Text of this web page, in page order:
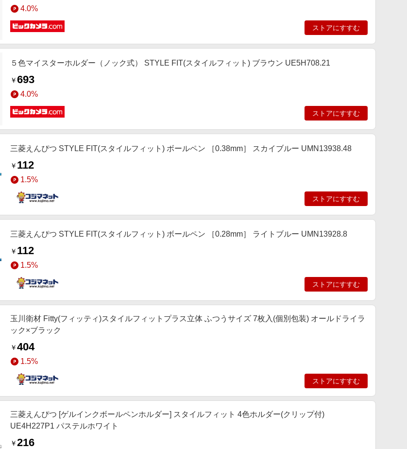
4.0%
ストアにすすむ
５色マイスターホルダー（ノック式） STYLE FIT(スタイルフィット) ブラウン UE5H708.21
￥693
4.0%
ストアにすすむ
三菱えんぴつ STYLE FIT(スタイルフィット) ボールペン ［0.38mm］ スカイブルー UMN13938.48
￥ 112
1.5%
ストアにすすむ
三菱えんぴつ STYLE FIT(スタイルフィット) ボールペン ［0.28mm］ ライトブルー UMN13928.8
￥ 112
1.5%
ストアにすすむ
玉川衛材 Fitty(フィッティ)スタイルフィットプラス立体 ふつうサイズ 7枚入(個別包装) オールドライラ
ック×ブラック
￥ 404
1.5%
ストアにすすむ
三菱えんぴつ [ゲルインクボールペンホルダー] スタイルフィット 4色ホルダー(クリップ付)
UE4H227P1 パステルホワイト
￥ 216